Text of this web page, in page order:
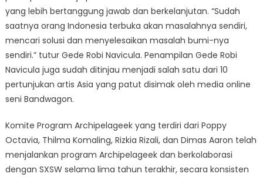
yang lebih bertanggung jawab dan berkelanjutan. “Sudah
saatnya orang Indonesia terbuka akan masalahnya sendiri,
mencari solusi dan menyelesaikan masalah bumi-nya
sendiri.” tutur Gede Robi Navicula. Penampilan Gede Robi
Navicula juga sudah ditinjau menjadi salah satu dari 10
pertunjukan artis Asia yang patut disimak oleh media online
seni Bandwagon.
Komite Program Archipelageek yang terdiri dari Poppy
Octavia, Thilma Komaling, Rizkia Rizali, dan Dimas Aaron telah
menjalankan program Archipelageek dan berkolaborasi
dengan SXSW selama lima tahun terakhir, secara konsisten